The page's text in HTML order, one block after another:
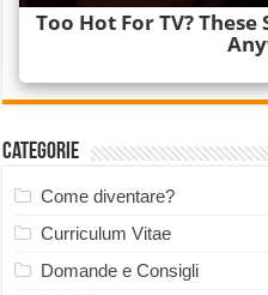
Categorie
Come diventare?
Curriculum Vitae
Domande e Consigli